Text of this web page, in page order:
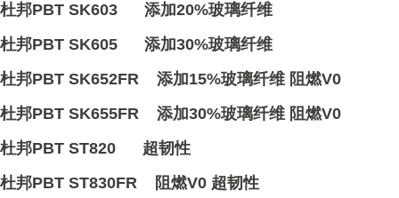
杜邦PBT SK603 添加20%玻璃纤维
杜邦PBT SK605 添加30%玻璃纤维
杜邦PBT SK652FR 添加15%玻璃纤维 阻燃V0
杜邦PBT SK655FR 添加30%玻璃纤维 阻燃V0
杜邦PBT ST820 超韧性
杜邦PBT ST830FR 阻燃V0 超韧性